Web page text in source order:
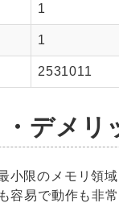
1
1
2531011
デメリ
小限のメモリ領
容易で動作も非